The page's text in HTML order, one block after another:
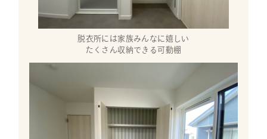
脱衣所には家族みんなに嬉しい
たくさん収納できる可動棚